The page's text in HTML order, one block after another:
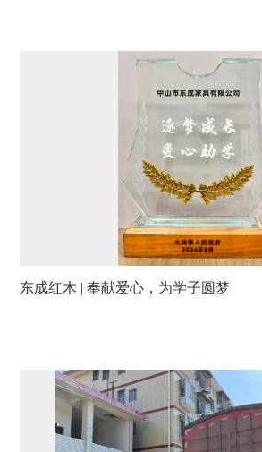
东成红木 | 奉献爱心，为学子圆梦